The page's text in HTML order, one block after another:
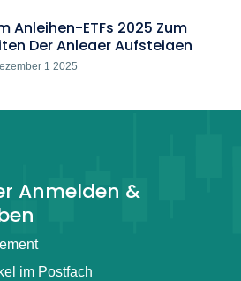
Anleihen-ETFs 2025 Zum
Der Anleger Aufsteigen
1 2025
Anmelden &
im Postfach